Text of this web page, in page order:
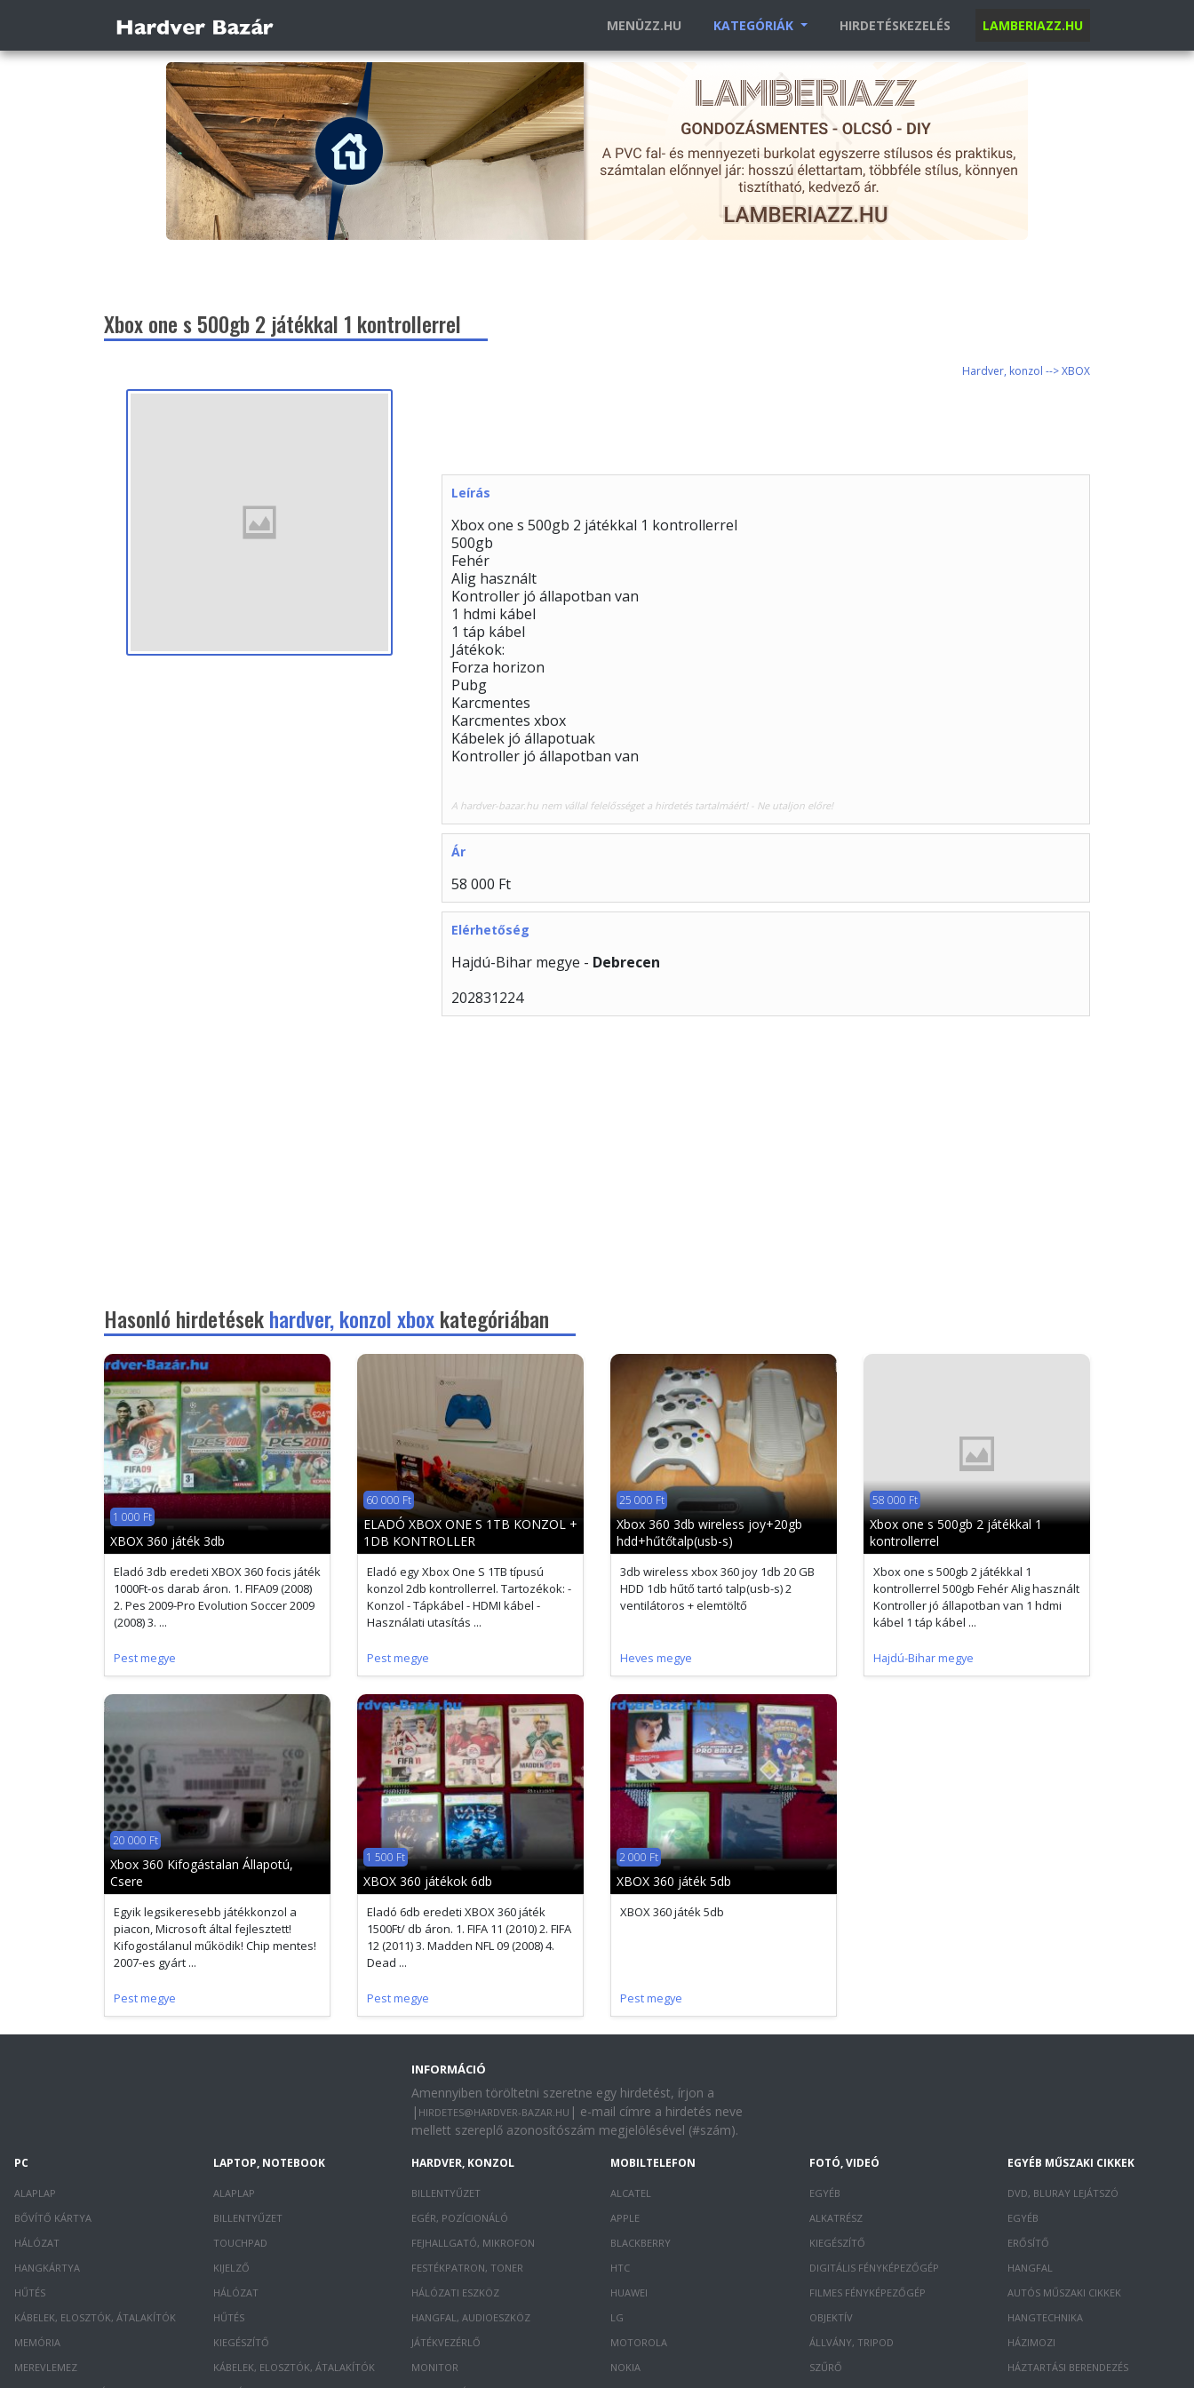
MENÜZZ.HU KATEGÓRIÁK HIRDETÉSKEZELÉS LAMBERIAZZ.HU
Xbox one s 500gb 2 játékkal 1 kontrollerrel
Hardver, konzol --> XBOX
Leírás
Xbox one s 500gb 2 játékkal 1 kontrollerrel
500gb
Fehér
Alig használt
Kontroller jó állapotban van
1 hdmi kábel
1 táp kábel
Játékok:
Forza horizon
Pubg
Karcmentes
Karcmentes xbox
Kábelek jó állapotuak
Kontroller jó állapotban van
A hardver-bazar.hu nem vállal felelősséget a hirdetés tartalmáért! - Ne utaljon előre!
Ár
58 000 Ft
Elérhetőség
Hajdú-Bihar megye - Debrecen
202831224
Hasonló hirdetésekhardver, konzol xboxkategóriában
1 000 Ft
XBOX 360 játék 3db
Eladó 3db eredeti XBOX 360 focis játék
1000Ft-os darab áron. 1. FIFA09 (2008)
2. Pes 2009-Pro Evolution Soccer 2009
(2008) 3. ...
Pest megye
60 000 Ft
ELADÓ XBOX ONE S 1TB KONZOL +
1DB KONTROLLER
Eladó egy Xbox One S 1TB típusú
konzol 2db kontrollerrel. Tartozékok: -
Konzol - Tápkábel - HDMI kábel -
Használati utasítás ...
Pest megye
25 000 Ft
Xbox 360 3db wireless joy+20gb
hdd+hűtőtalp(usb-s)
3db wireless xbox 360 joy 1db 20 GB
HDD 1db hűtő tartó talp(usb-s) 2
ventilátoros + elemtöltő
Heves megye
58 000 Ft
Xbox one s 500gb 2 játékkal 1
kontrollerrel
Xbox one s 500gb 2 játékkal 1
kontrollerrel 500gb Fehér Alig használt
Kontroller jó állapotban van 1 hdmi
kábel 1 táp kábel ...
Hajdú-Bihar megye
20 000 Ft
Xbox 360 Kifogástalan Állapotú,
Csere
Egyik legsikeresebb játékkonzol a
piacon, Microsoft által fejlesztett!
Kifogostálanul működik! Chip mentes!
2007-es gyárt ...
Pest megye
1 500 Ft
XBOX 360 játékok 6db
Eladó 6db eredeti XBOX 360 játék
1500Ft/ db áron. 1. FIFA 11 (2010) 2. FIFA
12 (2011) 3. Madden NFL 09 (2008) 4.
Dead ...
Pest megye
2 000 Ft
XBOX 360 játék 5db
XBOX 360 játék 5db
Pest megye
INFORMÁCIÓ
Amennyiben töröltetni szeretne egy hirdetést, írjon a
| HIRDETES@HARDVER-BAZAR.HU | e-mail címre a hirdetés neve
mellett szereplő azonosítószám megjelölésével (#szám).
PC
ALAPLAP
BŐVÍTŐ KÁRTYA
HÁLÓZAT
HANGKÁRTYA
HŰTÉS
KÁBELEK, ELOSZTÓK, ÁTALAKÍTÓK
MEMÓRIA
MEREVLEMEZ
LAPTOP, NOTEBOOK
ALAPLAP
BILLENTYŰZET
TOUCHPAD
KIJELZŐ
HÁLÓZAT
HŰTÉS
KIEGÉSZÍTŐ
KÁBELEK, ELOSZTÓK, ÁTALAKÍTÓK
HARDVER, KONZOL
BILLENTYŰZET
EGÉR, POZÍCIONÁLÓ
FEJHALLGATÓ, MIKROFON
FESTÉKPATRON, TONER
HÁLÓZATI ESZKÖZ
HANGFAL, AUDIOESZKÖZ
JÁTÉKVEZÉRLŐ
MONITOR
MOBILTELEFON
ALCATEL
APPLE
BLACKBERRY
HTC
HUAWEI
LG
MOTOROLA
NOKIA
FOTÓ, VIDEÓ
EGYÉB
ALKATRÉSZ
KIEGÉSZÍTŐ
DIGITÁLIS FÉNYKÉPEZŐGÉP
FILMES FÉNYKÉPEZŐGÉP
OBJEKTÍV
ÁLLVÁNY, TRIPOD
SZŰRŐ
EGYÉB MŰSZAKI CIKKEK
DVD, BLURAY LEJÁTSZÓ
EGYÉB
ERŐSÍTŐ
HANGFAL
AUTÓS MŰSZAKI CIKKEK
HANGTECHNIKA
HÁZIMOZI
HÁZTARTÁSI BERENDEZÉS